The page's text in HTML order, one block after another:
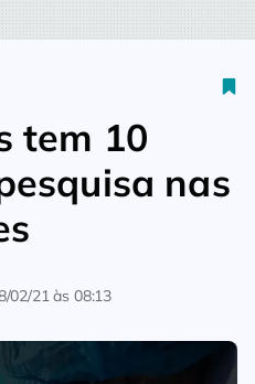
tem 10 vacinas em
tem 10
nas
02/21 às 08:13